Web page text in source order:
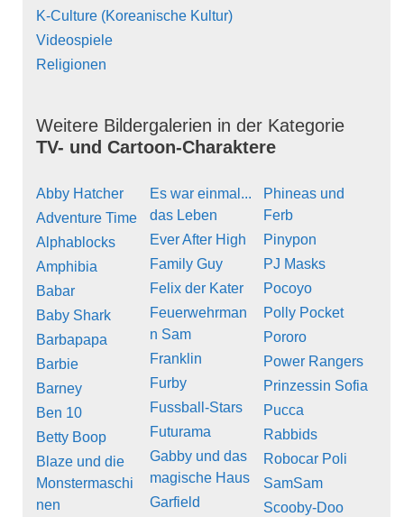
K-Culture (Koreanische Kultur)
Videospiele
Religionen
Weitere Bildergalerien in der Kategorie
TV- und Cartoon-Charaktere
Abby Hatcher
Adventure Time
Alphablocks
Amphibia
Babar
Baby Shark
Barbapapa
Barbie
Barney
Ben 10
Betty Boop
Blaze und die
Monstermaschi
nen
Es war einmal...
das Leben
Ever After High
Family Guy
Felix der Kater
Feuerwehrman
n Sam
Franklin
Furby
Fussball-Stars
Futurama
Gabby und das
magische Haus
Garfield
Phineas und
Ferb
Pinypon
PJ Masks
Pocoyo
Polly Pocket
Pororo
Power Rangers
Prinzessin Sofia
Pucca
Rabbids
Robocar Poli
SamSam
Scooby-Doo